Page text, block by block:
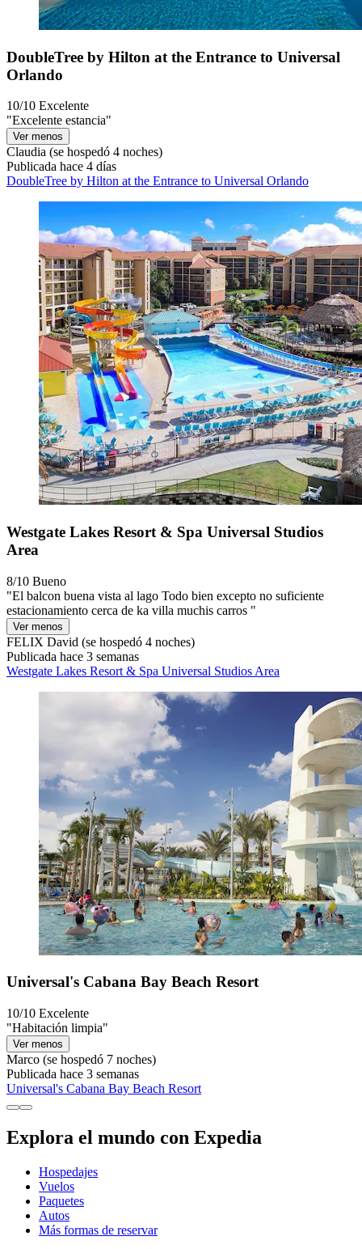
DoubleTree by Hilton at the Entrance to Universal
Orlando
10/10 Excelente
"Excelente estancia"
Ver menos
Claudia (se hospedó 4 noches)
Publicada hace 4 días
DoubleTree by Hilton at the Entrance to Universal Orlando
Westgate Lakes Resort & Spa Universal Studios
Area
8/10 Bueno
"El balcon buena vista al lago Todo bien excepto no suficiente
estacionamiento cerca de ka villa muchis carros "
Ver menos
FELIX David (se hospedó 4 noches)
Publicada hace 3 semanas
Westgate Lakes Resort & Spa Universal Studios Area
Universal's Cabana Bay Beach Resort
10/10 Excelente
"Habitación limpia"
Ver menos
Marco (se hospedó 7 noches)
Publicada hace 3 semanas
Universal's Cabana Bay Beach Resort
Explora el mundo con Expedia
Hospedajes
Vuelos
Paquetes
Autos
Más formas de reservar